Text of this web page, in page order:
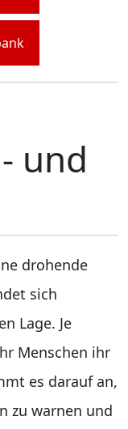
und
drohende
sich
Lage. Je
Menschen ihr
es darauf an,
zu warnen und